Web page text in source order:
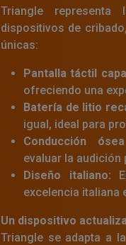
Triangle
dispositivos de
únicas:
Pantalla táctil
ofreciendo una
Batería de litio
igual, ideal para
Conducción
evaluar la
Diseño italiano:
excelencia italiana
Un dispositivo
Triangle se adapta a